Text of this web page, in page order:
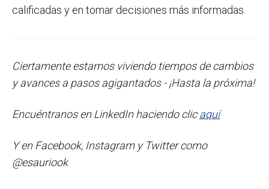
calificadas y en tomar decisiones más informadas.
Ciertamente estamos viviendo tiempos de cambios
y avances a pasos agigantados - ¡Hasta la próxima!
Encuéntranosen LinkedIn haciendo clicaquí
Y en Facebook, Instagram y Twitter como
@esauriook